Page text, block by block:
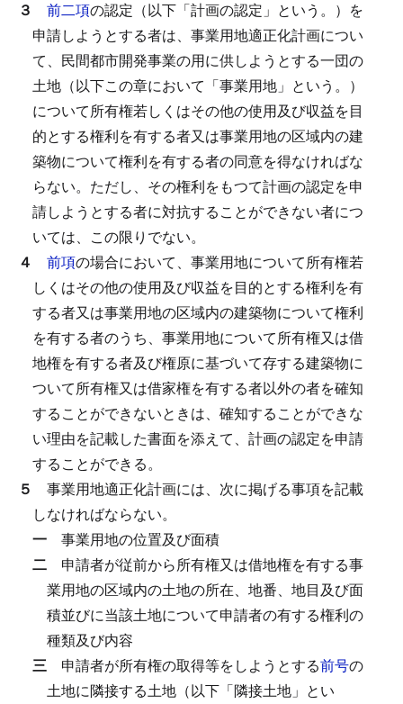
３ 前二項の認定（以下「計画の認定」という。）を
申請しようとする者は、事業用地適正化計画につい
て、民間都市開発事業の用に供しようとする一団の
土地（以下この章において「事業用地」という。）
について所有権若しくはその他の使用及び収益を目
的とする権利を有する者又は事業用地の区域内の建
築物について権利を有する者の同意を得なければな
らない。 ただし、その権利をもつて計画の認定を申
請しようとする者に対抗することができない者につ
いては、この限りでない。
４ 前項の場合において、事業用地について所有権若
しくはその他の使用及び収益を目的とする権利を有
する者又は事業用地の区域内の建築物について権利
を有する者のうち、事業用地について所有権又は借
地権を有する者及び権原に基づいて存する建築物に
ついて所有権又は借家権を有する者以外の者を確知
することができないときは、確知することができな
い理由を記載した書面を添えて、計画の認定を申請
することができる。
５ 事業用地適正化計画には、次に掲げる事項を記載
しなければならない。
一 事業用地の位置及び面積
二 申請者が従前から所有権又は借地権を有する事
業用地の区域内の土地の所在、地番、地目及び面
積並びに当該土地について申請者の有する権利の
種類及び内容
三 申請者が所有権の取得等をしようとする前号の
土地に隣接する土地（以下「隣接土地」とい